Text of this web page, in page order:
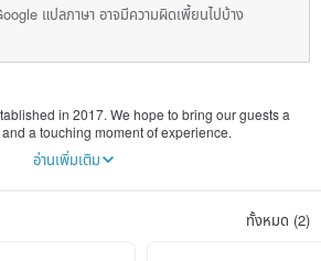
แปลภาษา อาจมีความผิดเพี้ยนไปบ้าง
in 2017. We hope to bring our guests a
a touching moment of experience.
handmade craftsmanship and teaware.
อ่านเพิ่มเติม
ทั้งหมด (2)